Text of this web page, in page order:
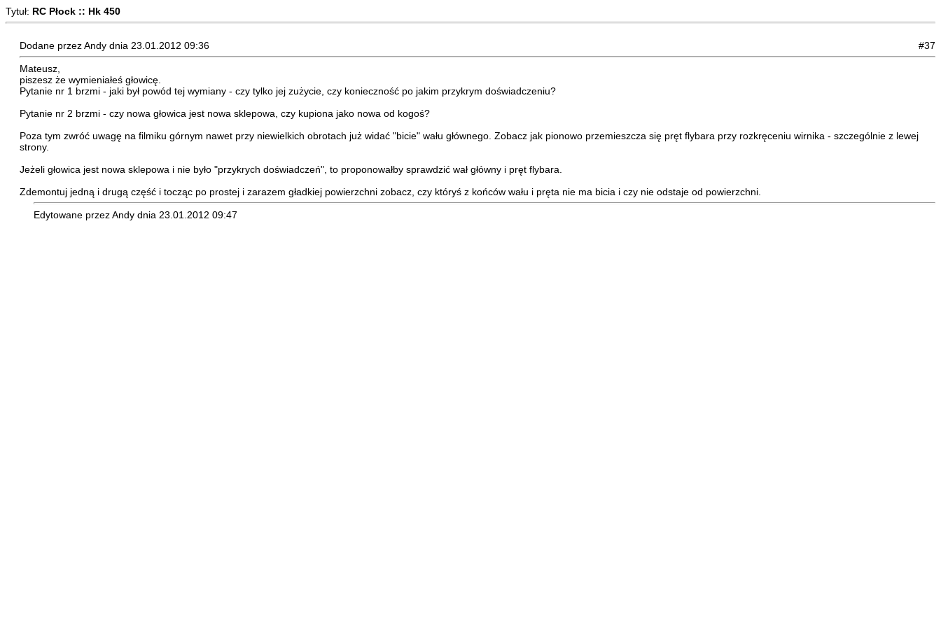
Tytuł: RC Płock :: Hk 450
Dodane przez Andy dnia 23.01.2012 09:36 #37
Mateusz,
piszesz że wymieniałeś głowicę.
Pytanie nr 1 brzmi - jaki był powód tej wymiany - czy tylko jej zużycie, czy konieczność po jakim przykrym doświadczeniu?
Pytanie nr 2 brzmi - czy nowa głowica jest nowa sklepowa, czy kupiona jako nowa od kogoś?
Poza tym zwróć uwagę na filmiku górnym nawet przy niewielkich obrotach już widać "bicie" wału głównego. Zobacz jak pionowo przemieszcza się pręt flybara przy rozkręceniu wirnika - szczególnie z lewej
strony.
Jeżeli głowica jest nowa sklepowa i nie było "przykrych doświadczeń", to proponowałby sprawdzić wał główny i pręt flybara.
Zdemontuj jedną i drugą część i tocząc po prostej i zarazem gładkiej powierzchni zobacz, czy któryś z końców wału i pręta nie ma bicia i czy nie odstaje od powierzchni.
Edytowane przez Andy dnia 23.01.2012 09:47